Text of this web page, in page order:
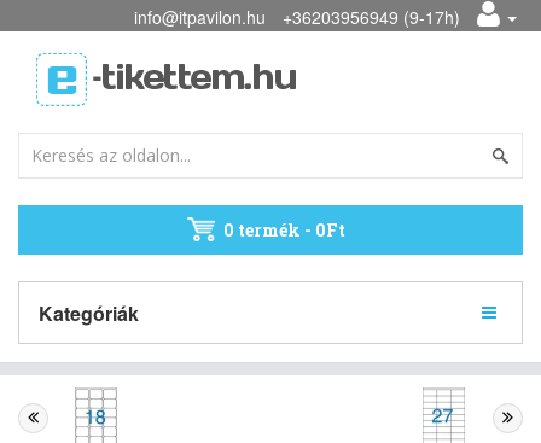
info@itpavilon.hu +36203956949 (9-17h)
0 termék - 0Ft
Kategóriák